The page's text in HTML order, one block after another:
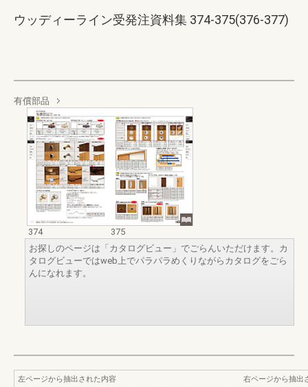
ウッディーライン受発注資料集 374-375(376-377)
有償部品
374
375
お探しのページは「カタログビュー」でごらんいただけます。カ
タログビューではweb上でパラパラめくりながらカタログをごら
んになれます。
左ページから抽出された内容
右ページから抽出